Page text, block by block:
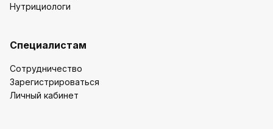
Нутрициологи
Специалистам
Сотрудничество
Зарегистрироваться
Личный кабинет